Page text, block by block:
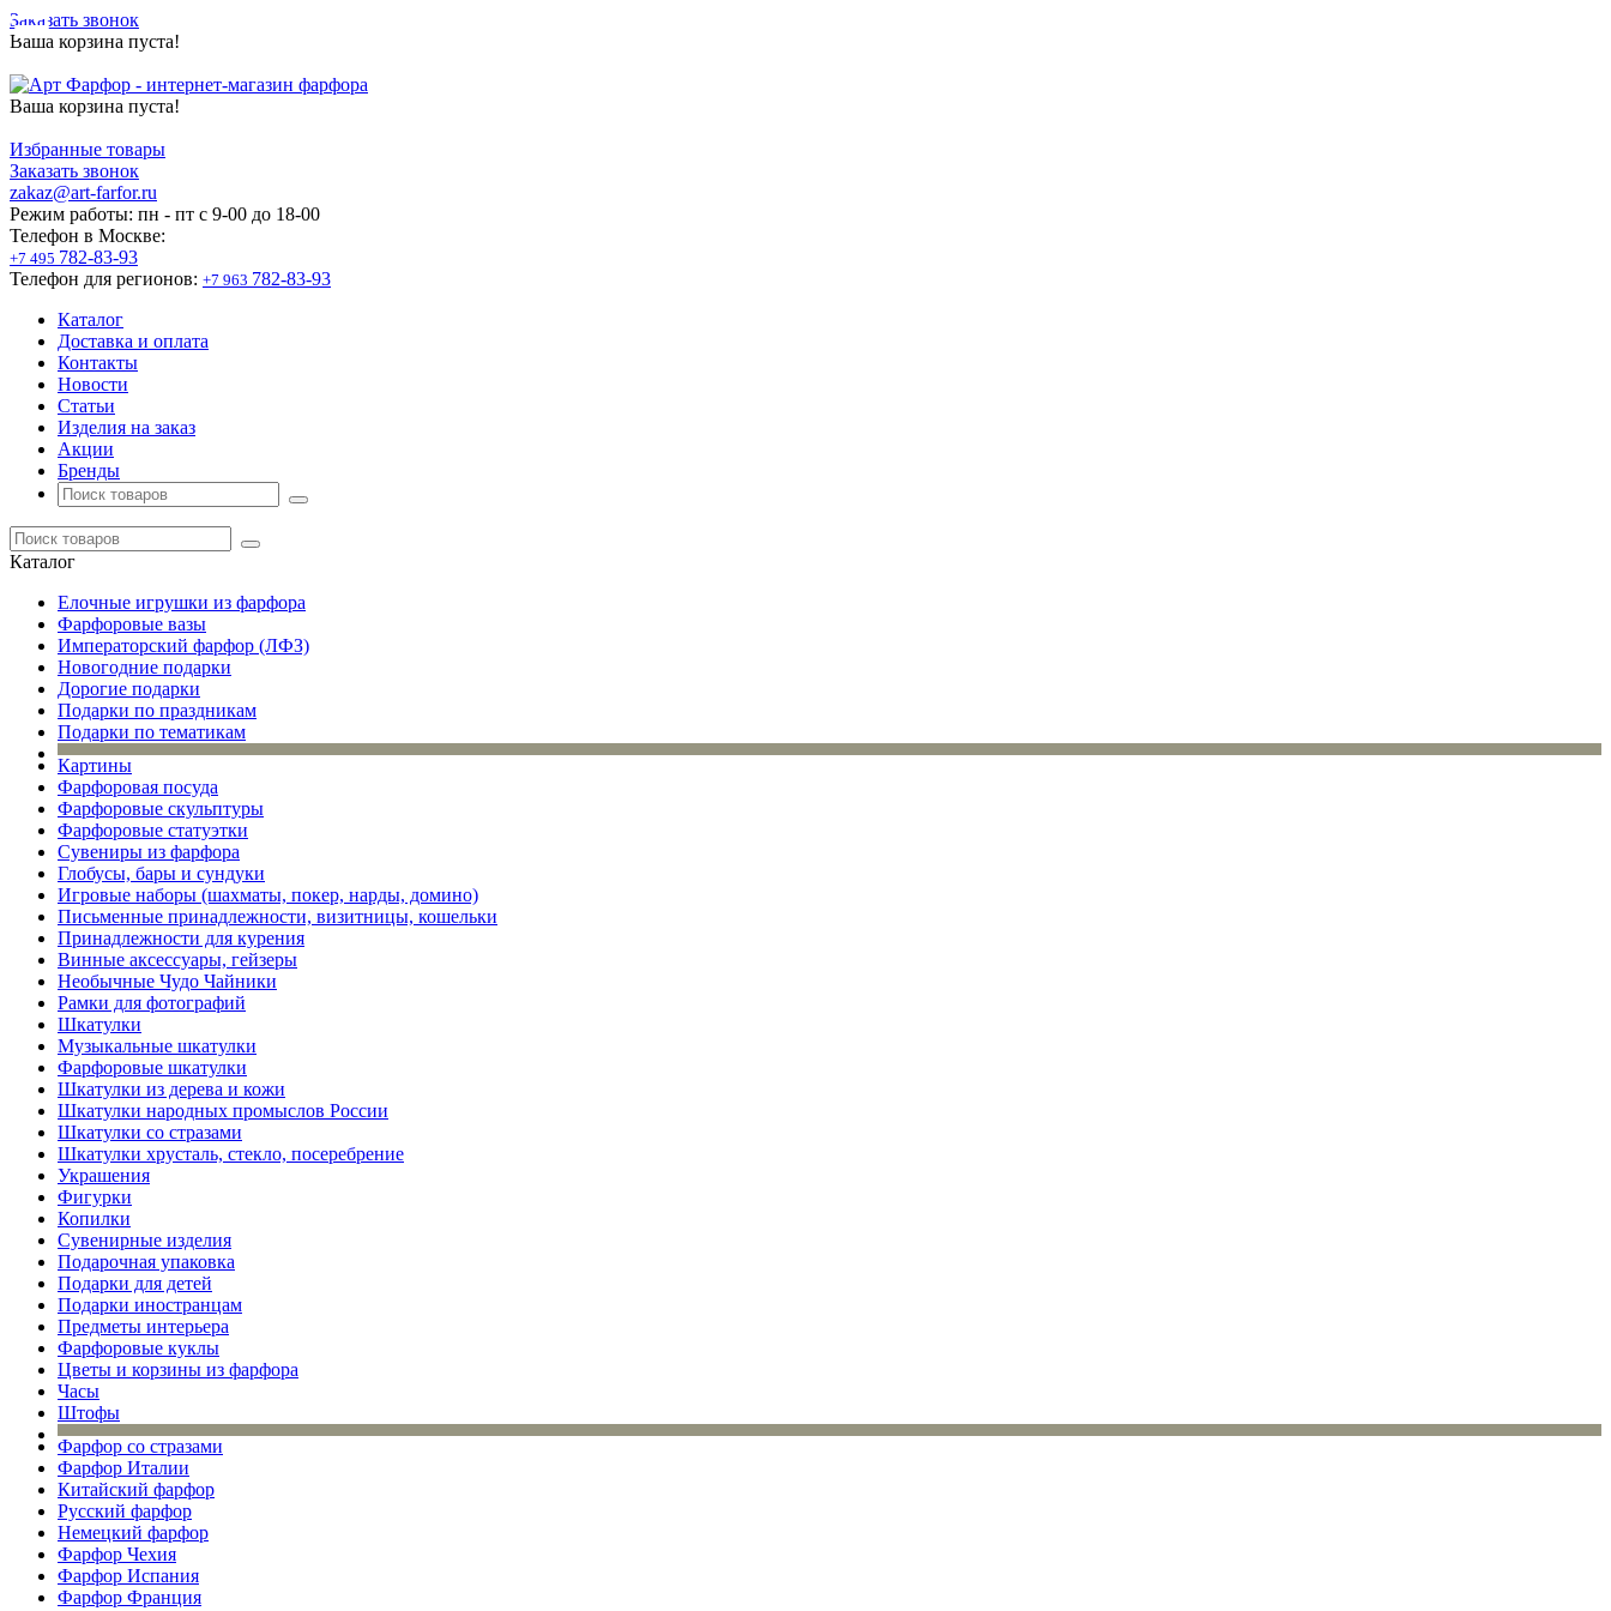
Заказать звонок
Ваша корзина пуста!
Ваша корзина пуста!
Избранные товары
Заказать звонок
zakaz@art-farfor.ru
Режим работы: пн - пт c 9-00 до 18-00
Телефон в Москве:
+7 495 782-83-93
Телефон для регионов: +7 963 782-83-93
Каталог
Доставка и оплата
Контакты
Новости
Статьи
Изделия на заказ
Акции
Бренды
Каталог
Елочные игрушки из фарфора
Фарфоровые вазы
Императорский фарфор (ЛФЗ)
Новогодние подарки
Дорогие подарки
Подарки по праздникам
Подарки по тематикам
Картины
Фарфоровая посуда
Фарфоровые скульптуры
Фарфоровые статуэтки
Сувениры из фарфора
Глобусы, бары и сундуки
Игровые наборы (шахматы, покер, нарды, домино)
Письменные принадлежности, визитницы, кошельки
Принадлежности для курения
Винные аксессуары, гейзеры
Необычные Чудо Чайники
Рамки для фотографий
Шкатулки
Музыкальные шкатулки
Фарфоровые шкатулки
Шкатулки из дерева и кожи
Шкатулки народных промыслов России
Шкатулки со стразами
Шкатулки хрусталь, стекло, посеребрение
Украшения
Фигурки
Копилки
Сувенирные изделия
Подарочная упаковка
Подарки для детей
Подарки иностранцам
Предметы интерьера
Фарфоровые куклы
Цветы и корзины из фарфора
Часы
Штофы
Фарфор со стразами
Фарфор Италии
Китайский фарфор
Русский фарфор
Немецкий фарфор
Фарфор Чехия
Фарфор Испания
Фарфор Франция